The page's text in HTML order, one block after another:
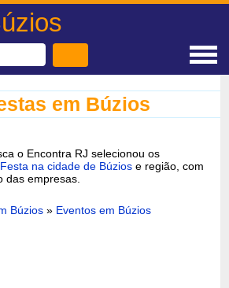
em Búzios
o Encontra RJ selecionou os
na cidade de Búzios e região, com
das empresas.
Búzios » Eventos em Búzios